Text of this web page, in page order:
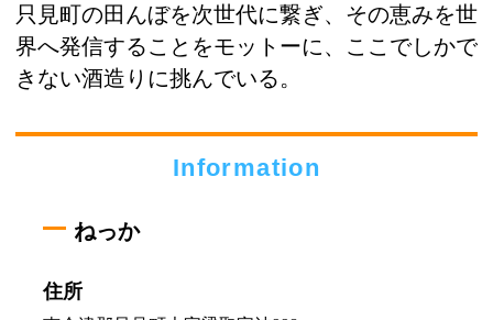
只見町の田んぼを次世代に繋ぎ、その恵みを世
界へ発信することをモットーに、ここでしかで
きない酒造りに挑んでいる。
Information
ねっか
住所